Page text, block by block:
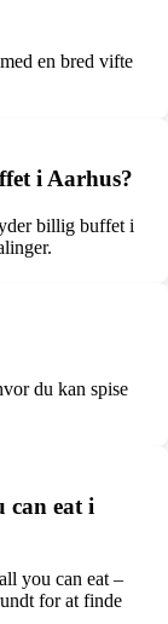
en bred vifte
i Aarhus?
billig buffet i
du kan spise
can eat i
you can eat –
for at finde